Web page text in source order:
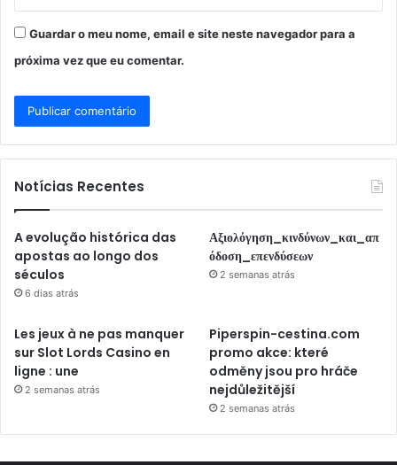
Guardar o meu nome, email e site neste navegador para a
próxima vez que eu comentar.
Notícias Recentes
A evolução histórica das
apostas ao longo dos
séculos
6 dias atrás
Αξιολόγηση_κινδύνων_και_απ
όδοση_επενδύσεων
2 semanas atrás
Les jeux à ne pas manquer
sur Slot Lords Casino en
ligne : une
2 semanas atrás
Piperspin-cestina.com
promo akce: které
odměny jsou pro hráče
nejdůležitější
2 semanas atrás